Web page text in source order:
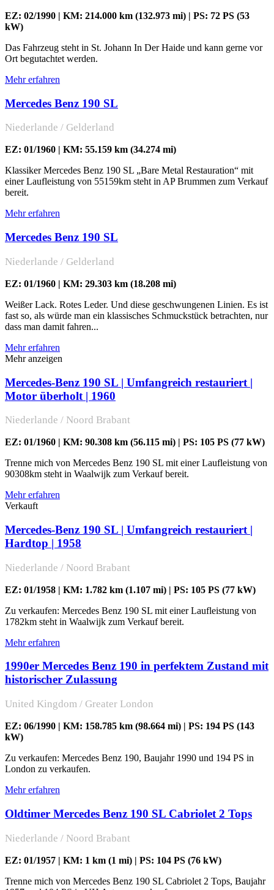
EZ: 02/1990 | KM: 214.000 km (132.973 mi) | PS: 72 PS (53
kW)
Das Fahrzeug steht in St. Johann In Der Haide und kann gerne vor
Ort begutachtet werden.
Mehr erfahren
Mercedes Benz 190 SL
Niederlande / Gelderland
EZ: 01/1960 | KM: 55.159 km (34.274 mi)
Klassiker Mercedes Benz 190 SL „Bare Metal Restauration“ mit
einer Laufleistung von 55159km steht in AP Brummen zum Verkauf
bereit.
Mehr erfahren
Mercedes Benz 190 SL
Niederlande / Gelderland
EZ: 01/1960 | KM: 29.303 km (18.208 mi)
Weißer Lack. Rotes Leder. Und diese geschwungenen Linien. Es ist
fast so, als würde man ein klassisches Schmuckstück betrachten, nur
dass man damit fahren...
Mehr erfahren
Mehr anzeigen
Mercedes-Benz 190 SL | Umfangreich restauriert |
Motor überholt | 1960
Niederlande / Noord Brabant
EZ: 01/1960 | KM: 90.308 km (56.115 mi) | PS: 105 PS (77 kW)
Trenne mich von Mercedes Benz 190 SL mit einer Laufleistung von
90308km steht in Waalwijk zum Verkauf bereit.
Mehr erfahren
Verkauft
Mercedes-Benz 190 SL | Umfangreich restauriert |
Hardtop | 1958
Niederlande / Noord Brabant
EZ: 01/1958 | KM: 1.782 km (1.107 mi) | PS: 105 PS (77 kW)
Zu verkaufen: Mercedes Benz 190 SL mit einer Laufleistung von
1782km steht in Waalwijk zum Verkauf bereit.
Mehr erfahren
1990er Mercedes Benz 190 in perfektem Zustand mit
historischer Zulassung
United Kingdom / Greater London
EZ: 06/1990 | KM: 158.785 km (98.664 mi) | PS: 194 PS (143
kW)
Zu verkaufen: Mercedes Benz 190, Baujahr 1990 und 194 PS in
London zu verkaufen.
Mehr erfahren
Oldtimer Mercedes Benz 190 SL Cabriolet 2 Tops
Niederlande / Noord Brabant
EZ: 01/1957 | KM: 1 km (1 mi) | PS: 104 PS (76 kW)
Trenne mich von Mercedes Benz 190 SL Cabriolet 2 Tops, Baujahr